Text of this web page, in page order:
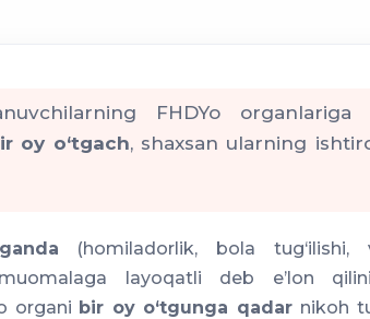
FHDYo organlariga
oy o‘tgach, shaxsan ularning
(homiladorlik, bola tug‘ilishi,
layoqatli deb e’lon
organi bir oy o‘tgunga qadar nikoh